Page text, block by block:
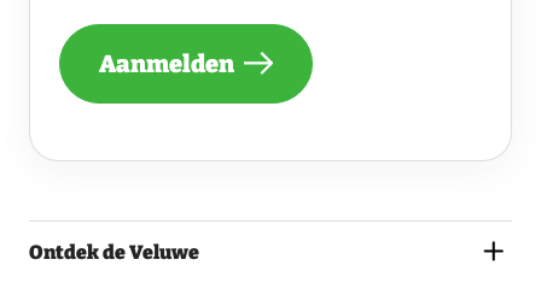
EEN
ONTVANGEN
EN
HET
Aanmelden
Ontdek de Veluwe